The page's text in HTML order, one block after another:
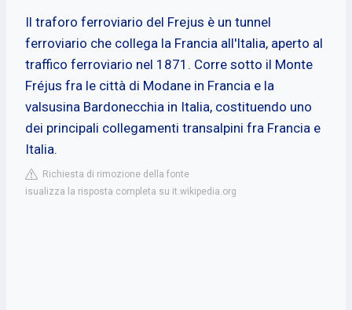
Il traforo ferroviario del Frejus è un tunnel
ferroviario che collega la Francia all'Italia, aperto al
traffico ferroviario nel 1871. Corre sotto il Monte
Fréjus fra le città di Modane in Francia e la
valsusina Bardonecchia in Italia, costituendo uno
dei principali collegamenti transalpini fra Francia e
Italia.
Richiesta di rimozione della fonte
isualizza la risposta completa su it.wikipedia.org